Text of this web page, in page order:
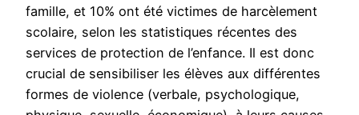
famille, et 10% ont été victimes de harcèlement
scolaire, selon les statistiques récentes des
services de protection de l’enfance. Il est donc
crucial de sensibiliser les élèves aux différentes
formes de violence (verbale, psychologique,